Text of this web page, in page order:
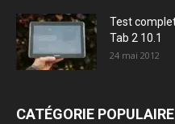
Test
Tab 2 10.1
24 mai 2012
CATÉGORIE POPULAIRE